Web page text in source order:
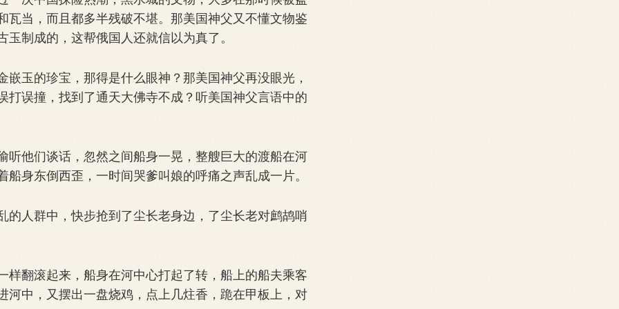
当，而且都多半残破不堪。那美国神父又不懂文物鉴
制成的，这帮俄国人还就信以为真了。
的珍宝，那得是什么眼神？那美国神父再没眼光，
误撞，找到了通天大佛寺不成？听美国神父言语中的
们谈话，忽然之间船身一晃，整艘巨大的渡船在河
身东倒西歪，一时间哭爹叫娘的呼痛之声乱成一片。
群中，快步抢到了尘长老身边，了尘长老对鹧鸪哨
滚起来，船身在河中心打起了转，船上的船夫乘客
中，又摆出一盘烧鸡，点上几炷香，跪在甲板上，对